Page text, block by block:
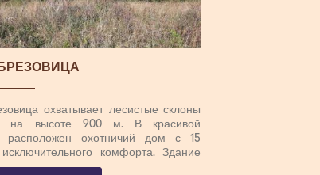
охватывает лесистые склоны
на высоте 900 м. В красивой
расположен охотничий дом с 15
комфорта. Здание
«Србияшумом». На территории